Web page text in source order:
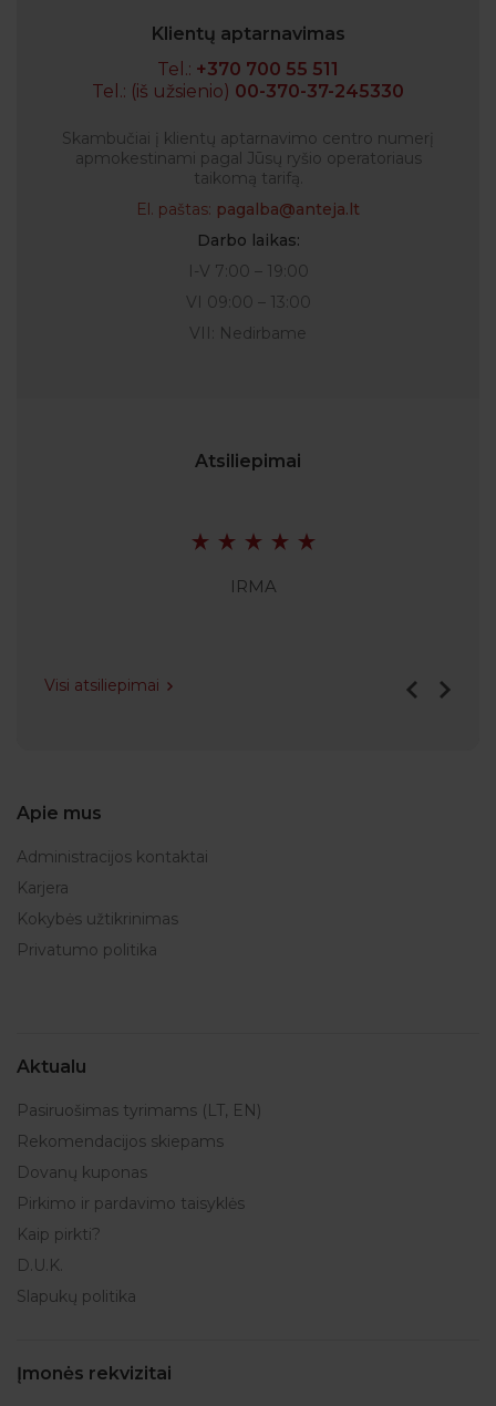
Klientų aptarnavimas
Tel.: +370 700 55 511
Tel.: (iš užsienio) 00-370-37-245330
Skambučiai į klientų aptarnavimo centro numerį
apmokestinami pagal Jūsų ryšio operatoriaus
taikomą tarifą.
El. paštas: pagalba@anteja.lt
Darbo laikas:
I-V 7:00 – 19:00
VI 09:00 – 13:00
VII: Nedirbame
Atsiliepimai
IRMA
Visi atsiliepimai
Apie mus
Administracijos kontaktai
Karjera
Kokybės užtikrinimas
Privatumo politika
Aktualu
Pasiruošimas tyrimams (LT, EN)
Rekomendacijos skiepams
Dovanų kuponas
Pirkimo ir pardavimo taisyklės
Kaip pirkti?
D.U.K.
Slapukų politika
Įmonės rekvizitai